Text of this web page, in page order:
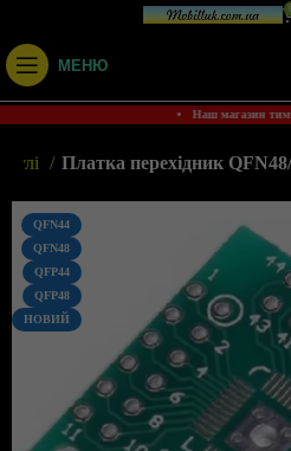
МЕНЮ
• Наш магазин
Платка перехідник
QFN44
QFN48
QFP44
QFP48
НОВИЙ